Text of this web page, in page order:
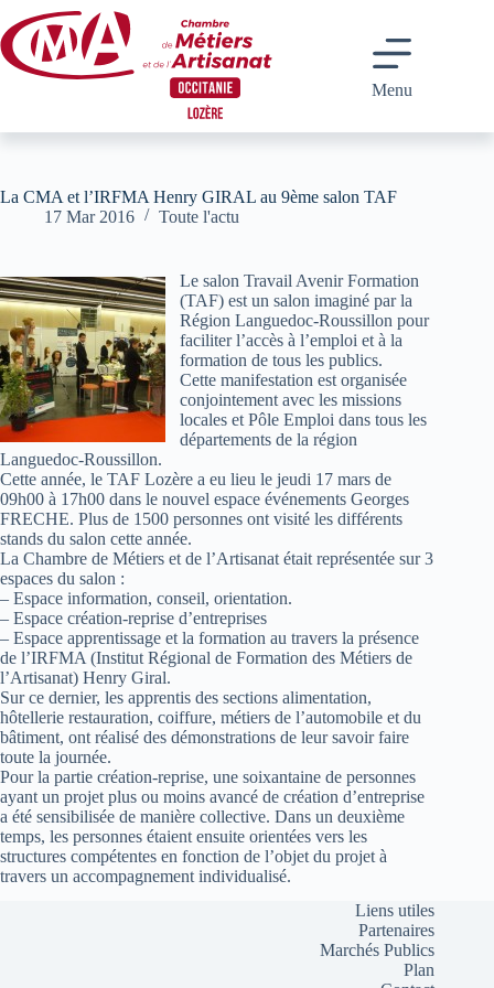
au
contenu
Menu
La CMA et l’IRFMA Henry GIRAL au 9ème salon TAF
17 Mar 2016
Toute l'actu
Le salon Travail Avenir Formation
(TAF) est un salon imaginé par la
Région Languedoc-Roussillon pour
faciliter l’accès à l’emploi et à la
formation de tous les publics.
Cette manifestation est organisée
conjointement avec les missions
locales et Pôle Emploi dans tous les
départements de la région
Languedoc-Roussillon.
Cette année, le TAF Lozère a eu lieu le jeudi 17 mars de
09h00 à 17h00 dans le nouvel espace événements Georges
FRECHE. Plus de 1500 personnes ont visité les différents
stands du salon cette année.
La Chambre de Métiers et de l’Artisanat était représentée sur 3
espaces du salon :
– Espace information, conseil, orientation.
– Espace création-reprise d’entreprises
– Espace apprentissage et la formation au travers la présence
de l’IRFMA (Institut Régional de Formation des Métiers de
l’Artisanat) Henry Giral.
Sur ce dernier, les apprentis des sections alimentation,
hôtellerie restauration, coiffure, métiers de l’automobile et du
bâtiment, ont réalisé des démonstrations de leur savoir faire
toute la journée.
Pour la partie création-reprise, une soixantaine de personnes
ayant un projet plus ou moins avancé de création d’entreprise
a été sensibilisée de manière collective. Dans un deuxième
temps, les personnes étaient ensuite orientées vers les
structures compétentes en fonction de l’objet du projet à
travers un accompagnement individualisé.
Liens utiles
Partenaires
Marchés Publics
Plan